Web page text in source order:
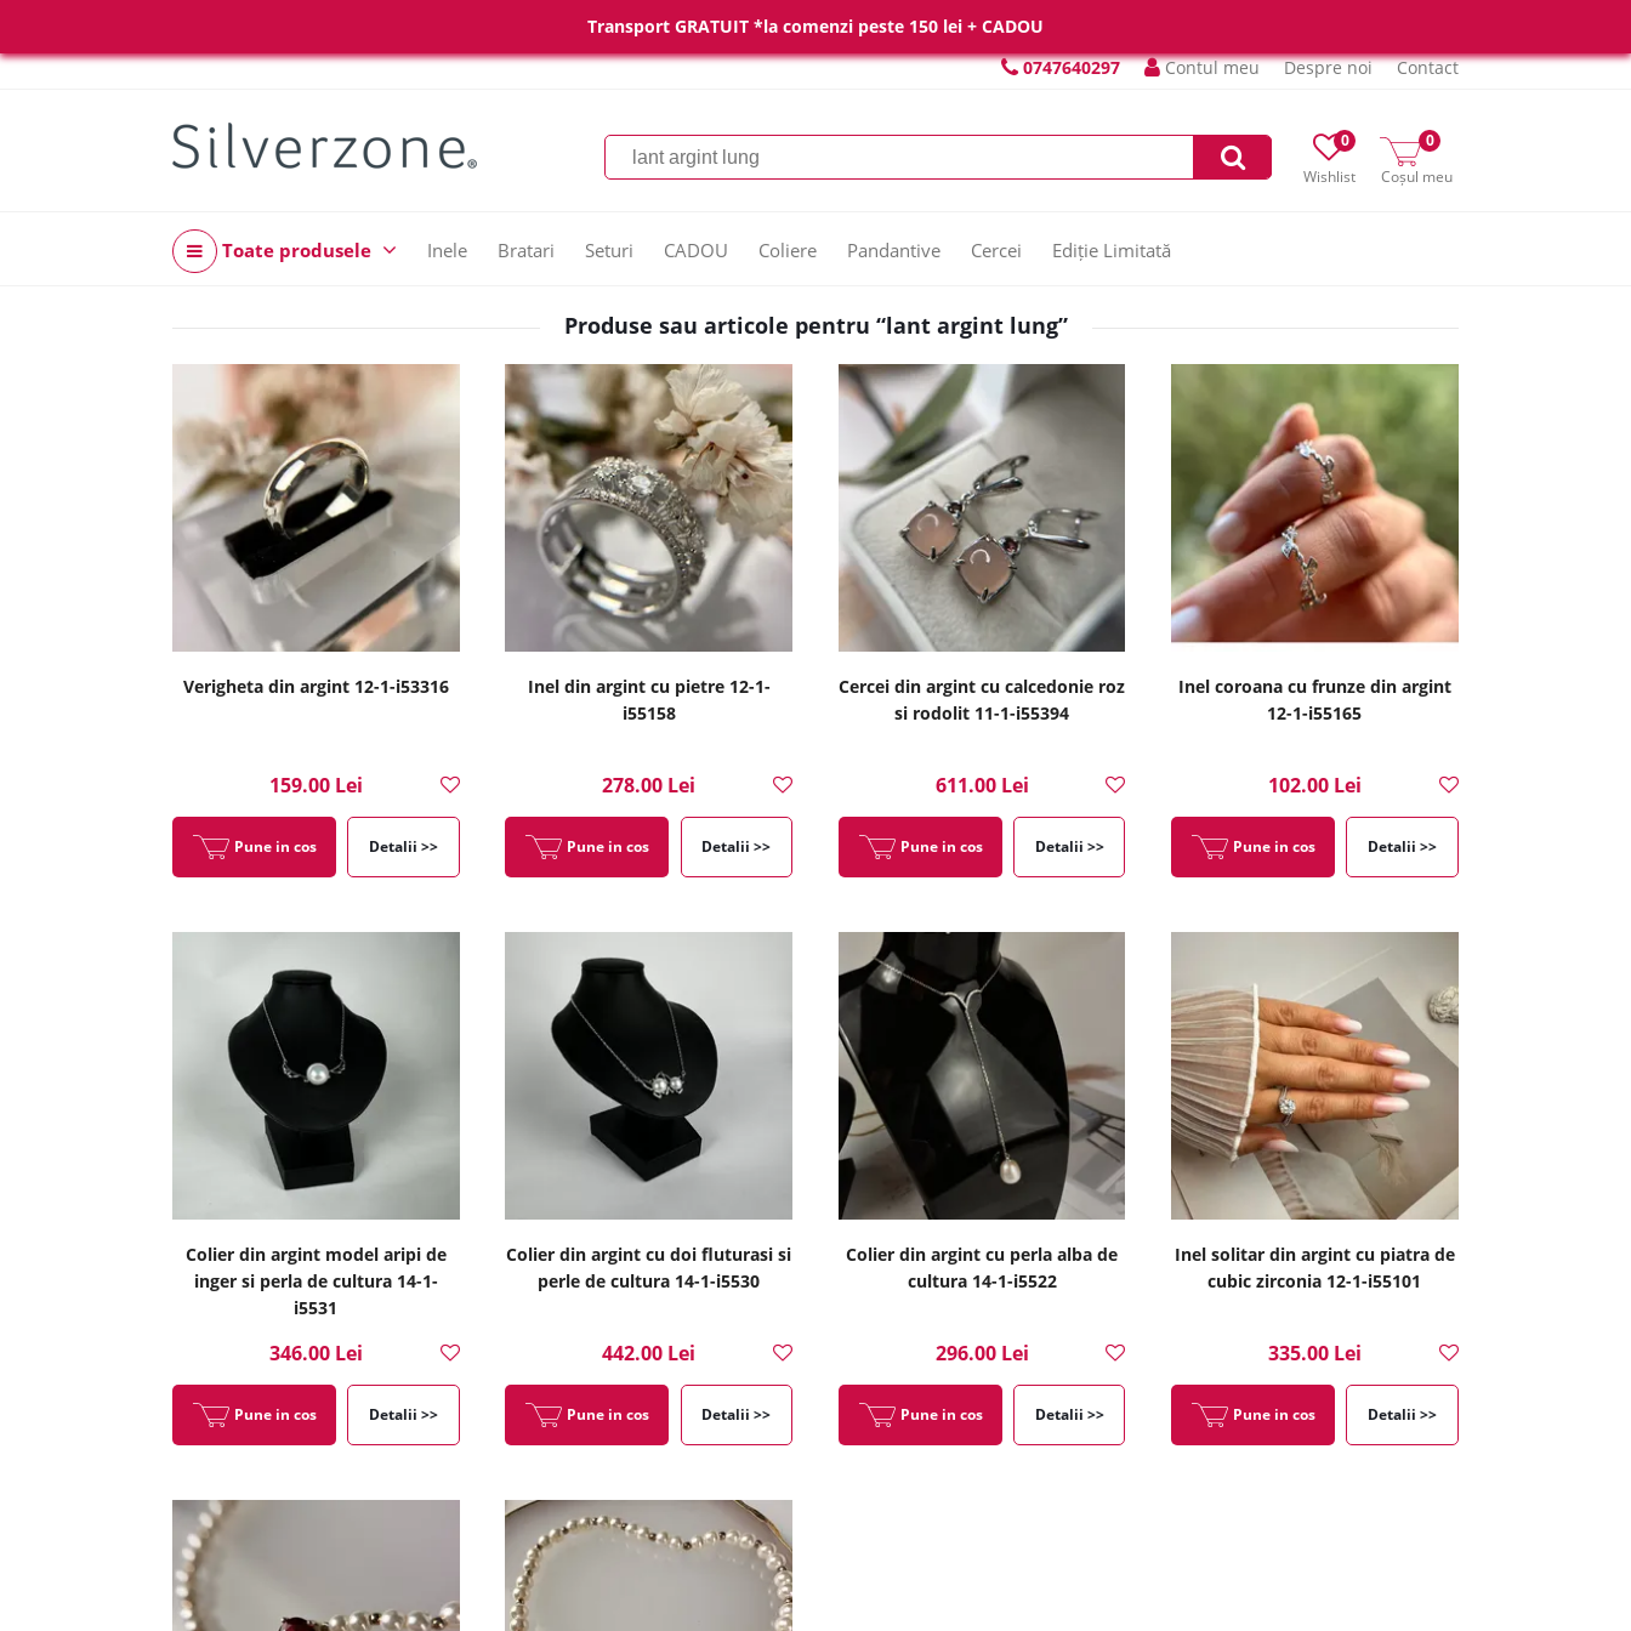
Transport GRATUIT *la comenzi peste 150 lei + CADOU
0747640297
Contul meu Despre noi Contact
Wishlist
0
Coșul meu
0
Toate produsele Inele Bratari Seturi CADOU Coliere Pandantive Cercei Ediție Limitată
Produse sau articole pentru “lant argint lung”
Verigheta din argint 12-1-i53316
159.00 Lei
Pune in cos Detalii >>
Inel din argint cu pietre 12-1-
i55158
278.00 Lei
Pune in cos Detalii >>
Cercei din argint cu calcedonie roz
si rodolit 11-1-i55394
611.00 Lei
Pune in cos Detalii >>
Inel coroana cu frunze din argint
12-1-i55165
102.00 Lei
Pune in cos Detalii >>
Colier din argint model aripi de
inger si perla de cultura 14-1-
i5531
346.00 Lei
Pune in cos Detalii >>
Colier din argint cu doi fluturasi si
perle de cultura 14-1-i5530
442.00 Lei
Pune in cos Detalii >>
Colier din argint cu perla alba de
cultura 14-1-i5522
296.00 Lei
Pune in cos Detalii >>
Inel solitar din argint cu piatra de
cubic zirconia 12-1-i55101
335.00 Lei
Pune in cos Detalii >>